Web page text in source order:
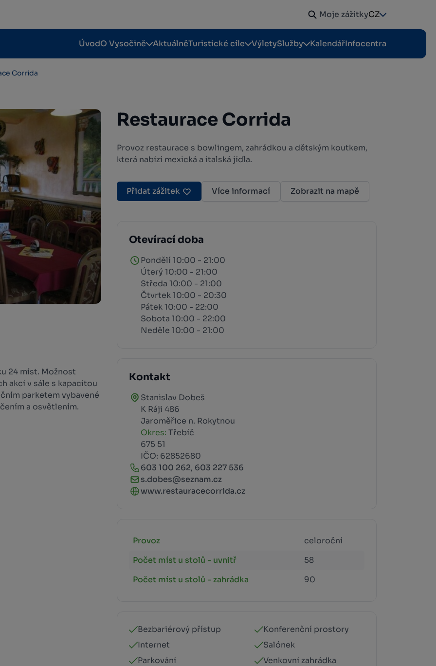
Moje zážitkyCZ
ÚvodO Vysočině AktuálněTuristické cíle VýletySlužby KalendářInfocentra
Corrida
Restaurace Corrida
Provoz restaurace s bowlingem, zahrádkou a dětským koutkem,
která nabízí mexická a italská jídla.
Přidat zážitek Více informací Zobrazit na mapě
Otevírací doba
Pondělí 10:00 - 21:00
Úterý 10:00 - 21:00
Středa 10:00 - 21:00
Čtvrtek 10:00 - 20:30
Pátek 10:00 - 22:00
Sobota 10:00 - 22:00
Neděle 10:00 - 21:00
Kontakt
Stanislav Dobeš
K Ráji 486
Jaroměřice n. Rokytnou
Okres: Třebíč
675 51
IČO: 62852680
603 100 262, 603 227 536
s.dobes@seznam.cz
www.restauracecorrida.cz
Provoz
celoroční
Počet míst u stolů - uvnitř
58
Počet míst u stolů - zahrádka
90
Bezbariérový přístup
Internet
Parkování
Konferenční prostory
Salónek
Venkovní zahrádka
24 míst. Možnost
akcí v sále s kapacitou
parketem vybavené
a osvětlením.